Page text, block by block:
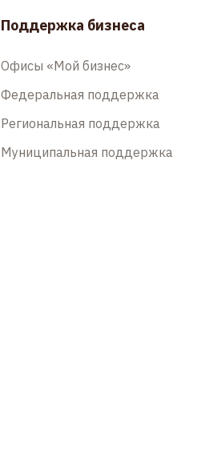
Поддержка бизнеса
Офисы «Мой бизнес»
Федеральная поддержка
Региональная поддержка
Муниципальная поддержка